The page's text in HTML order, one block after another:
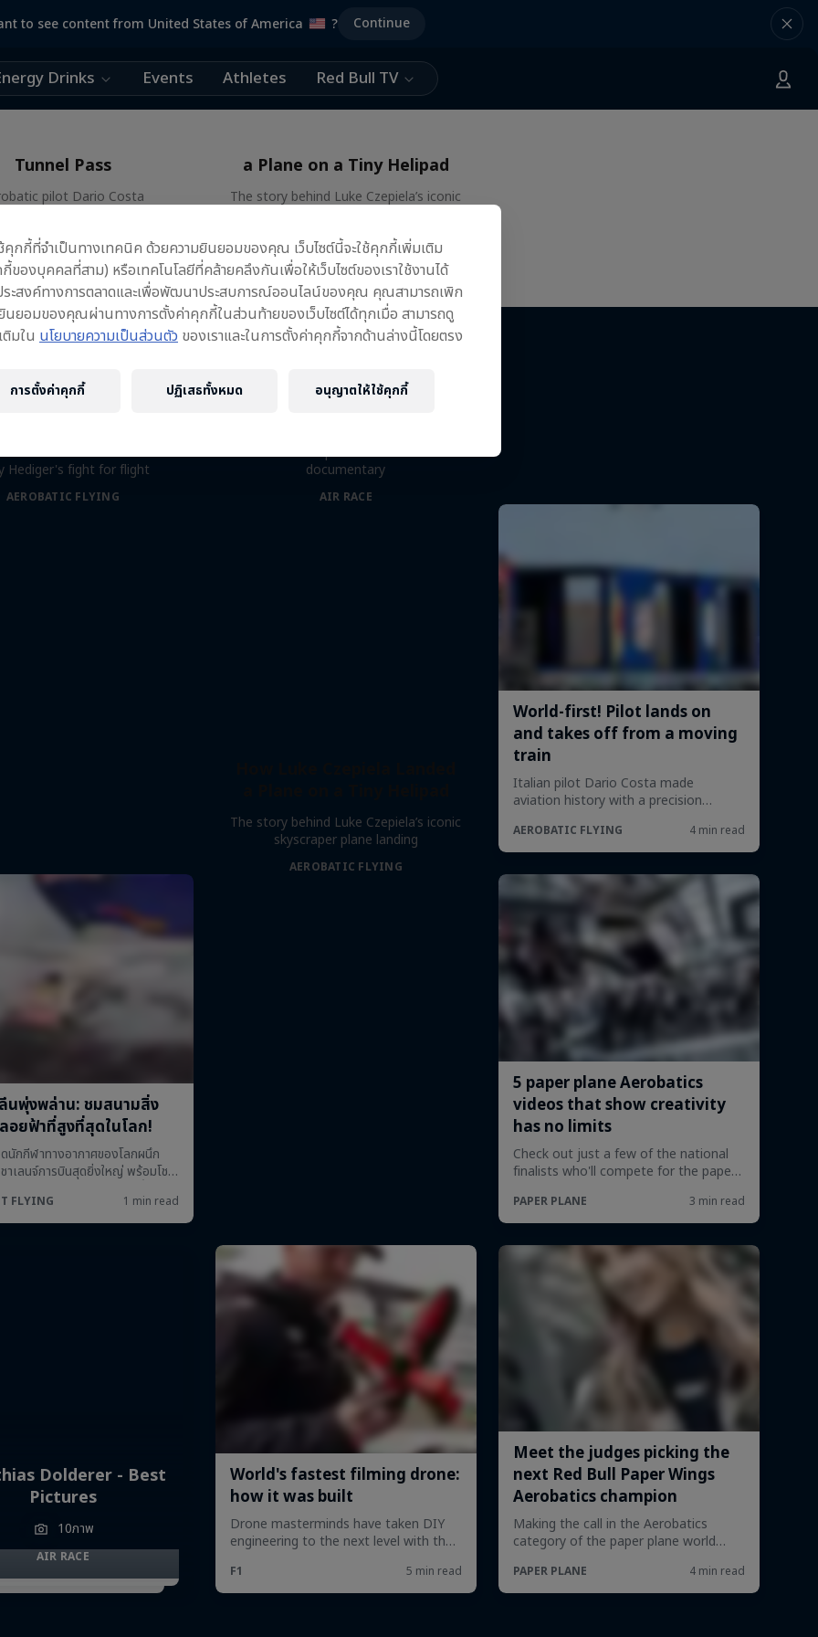
to see content from United States of America ? Continue
Drinks Events Athletes Red Bull TV
Tunnel Pass
pilot Dario Costa
AIR RACE
a Plane on a Tiny Helipad
The story behind Luke Czepiela’s iconic
AEROBATIC FLYING
Hediger's fight for flight
AEROBATIC FLYING
Aerobatic pilot Dario Costa
documentary
AIR RACE
The story behind Luke Czepiela’s iconic
skyscraper plane landing
AEROBATIC FLYING
Dolderer - Best
Pictures
10ภาพ
AIR RACE
คุกกี้ที่จำเป็นทางเทคนิค ด้วยความยินยอมของคุณ เว็บไซต์นี้จะใช้คุกกี้เพิ่มเติม
ของบุคคลที่สาม) หรือเทคโนโลยีที่คล้ายคลึงกันเพื่อให้เว็บไซต์ของเราใช้งานได้
ระสงค์ทางการตลาดและเพื่อพัฒนาประสบการณ์ออนไลน์ของคุณ คุณสามารถเพิก
ยอมของคุณผ่านทางการตั้งค่าคุกกี้ในส่วนท้ายของเว็บไซต์ได้ทุกเมื่อ สามารถดู
มใน นโยบายความเป็นส่วนตัว ของเราและในการตั้งค่าคุกกี้จากด้านล่างนี้โดยตรง
การตั้งค่าคุกกี้ ปฏิเสธทั้งหมด อนุญาตให้ใช้คุกกี้